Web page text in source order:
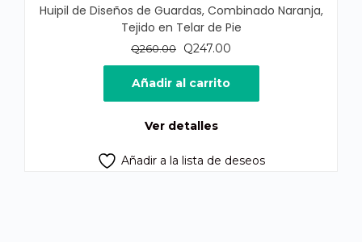
Huipil de Diseños de Guardas, Combinado Naranja,
Tejido en Telar de Pie
Q260.00
El
precio
original
era:
Q247.00
precio
es:
Añadir al carrito
Ver detalles
Añadir a la lista de deseos